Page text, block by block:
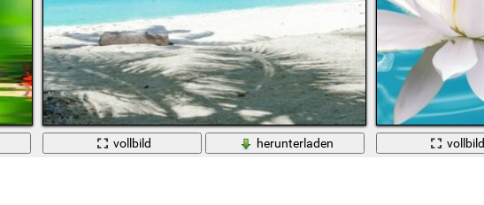
vollbild
herunterladen
vollbild